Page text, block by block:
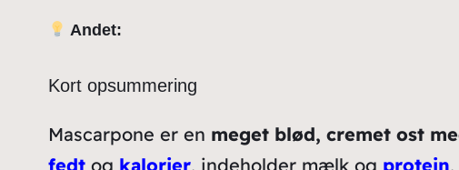
Andet:
Kort opsummering
Mascarpone er en meget blød, cremet ost
fedtog kalorier, indeholder mælk og protein